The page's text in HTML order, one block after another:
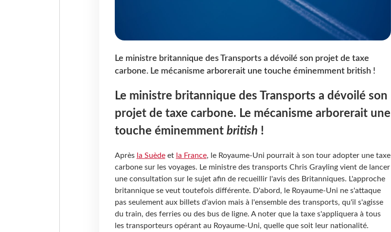
Le ministre britannique des Transports a dévoilé son projet de taxe
carbone. Le mécanisme arborerait une touche éminemment british !
Le ministre britannique des Transports a dévoilé son
projet de taxe carbone. Le mécanisme arborerait une
touche éminemment british !
Après la Suèdeet la France, le Royaume-Uni pourrait à son tour adopter une taxe
carbone sur les voyages. Le ministre des transports Chris Grayling vient de lancer
une consultation sur le sujet afin de recueillir l'avis des Britanniques. L'approche
britannique se veut toutefois différente. D'abord, le Royaume-Uni ne s'attaque
pas seulement aux billets d'avion mais à l'ensemble des transports, qu'il s'agisse
du train, des ferries ou des bus de ligne. A noter que la taxe s'appliquera à tous
les transporteurs opérant au Royaume-Uni, quelle que soit leur nationalité.